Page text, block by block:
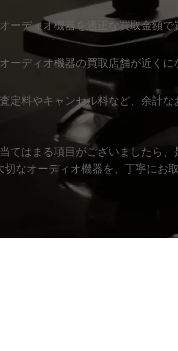
オーディオ機器を適正な買取金額で
オーディオ機器の買取店舗が近くに
査定料やキャンセル料など、余計な
てはまる項目がございましたら、
切なオーディオ機器を、丁寧にお